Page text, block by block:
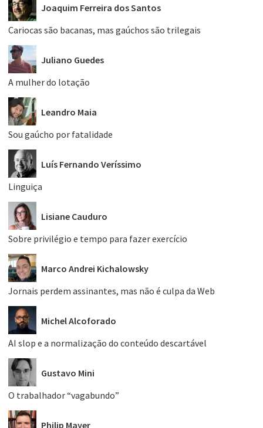
Joaquim Ferreira dos Santos
Cariocas são bacanas, mas gaúchos são trilegais
Juliano Guedes
A mulher do lotação
Leandro Maia
Sou gaúcho por fatalidade
Luís Fernando Veríssimo
Linguiça
Lisiane Cauduro
Sobre privilégio e tempo para fazer exercício
Marco Andrei Kichalowsky
Jornais perdem assinantes, mas não é culpa da Web
Michel Alcoforado
AI slop e a normalização do conteúdo descartável
Gustavo Mini
O trabalhador “vagabundo”
Philip Mayer